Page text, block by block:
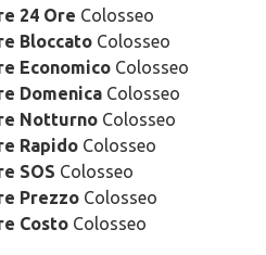
24 Ore Colosseo
Bloccato Colosseo
Economico Colosseo
Domenica Colosseo
Notturno Colosseo
Rapido Colosseo
SOS Colosseo
Prezzo Colosseo
Costo Colosseo